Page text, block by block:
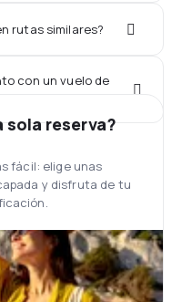
rutas similares?
con un vuelo de
sola reserva?
fácil: elige unas
y disfruta de tu